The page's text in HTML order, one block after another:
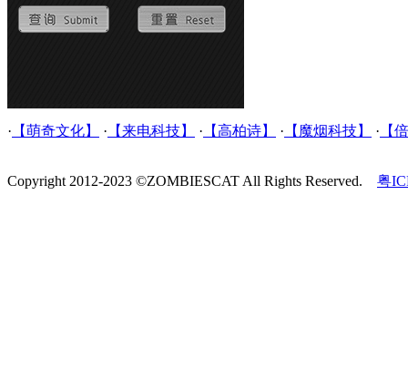
· 【萌奇文化】 · 【来电科技】 · 【高柏诗】 · 【魔烟科技】 · 【
Copyright 2012-2023 ©ZOMBIESCAT All Rights Reserved. 粤